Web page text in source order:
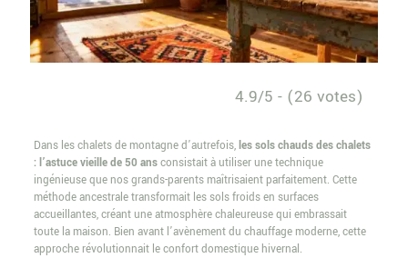
4.9/5 - (26 votes)
Dans les chalets de montagne d’autrefois,les sols chauds des chalets
: l’astuce vieille de 50 ansconsistait à utiliser une technique
ingénieuse que nos grands-parents maîtrisaient parfaitement. Cette
méthode ancestrale transformait les sols froids en surfaces
accueillantes, créant une atmosphère chaleureuse qui embrassait
toute la maison. Bien avant l’avènement du chauffage moderne, cette
approche révolutionnait le confort domestique hivernal.